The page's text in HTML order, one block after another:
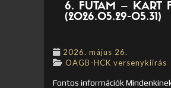
6. FUTAM – KART
(2026.05.29-05.31)
2026. május 26.
OAGB-HCK versenykiírás
Fontos információk